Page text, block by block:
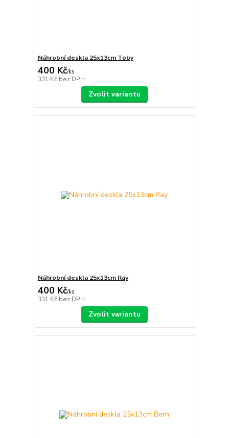
Náhrobní deskla 25x13cm Toby
400 Kč/ks
331 Kč bez DPH
Zvolit variantu
Náhrobní deskla 25x13cm Ray
400 Kč/ks
331 Kč bez DPH
Zvolit variantu